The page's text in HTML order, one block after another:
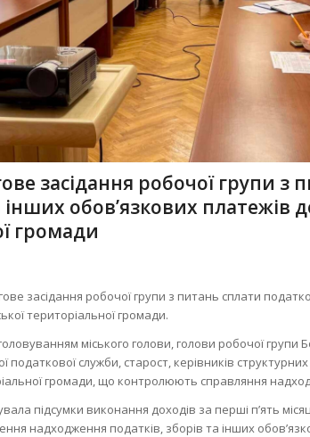
засідання робочої групи з
обов’язкових платежів
громади
засідання робочої групи з питань сплати
територіальної громади.
міського голови, голови робочої групи
податкової служби, старост, керівників
громади, що контролюють справляння
підсумки виконання доходів за перші п’ять
надходження податків, зборів та інших